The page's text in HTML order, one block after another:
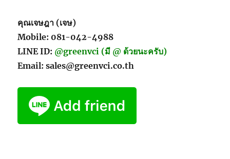
คุณเจษฎา (เจษ)
Mobile: 081-042-4988
LINE ID: @greenvci (มี @ ด้วยนะครับ)
Email: sales@greenvci.co.th